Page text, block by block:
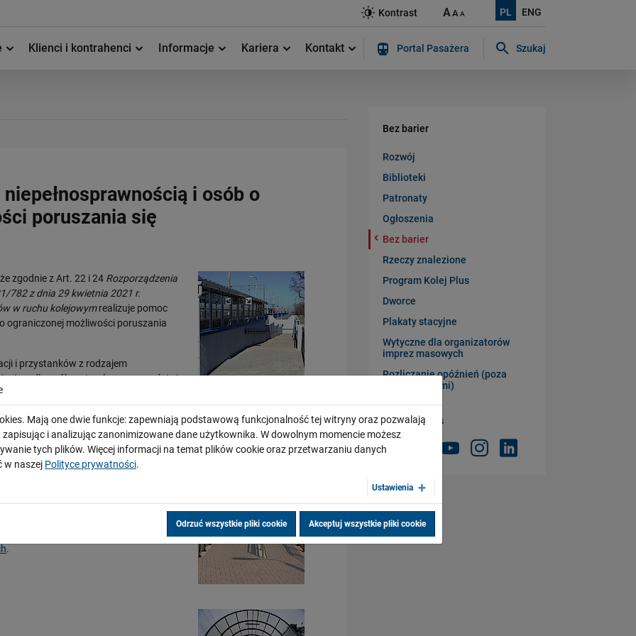
PL ENG
Kontrast AAA
Klienci i kontrahenci Informacje Kariera Kontakt Portal Pasażera Szukaj
i osób o
poruszania się
zgodnie z Art. 22 i 24 Rozporządzenia
782 z dnia 29 kwietnia 2021 r.
w ruchu kolejowymrealizuje pomoc
ograniczonej możliwości poruszania
i przystanków z rodzajem
dla osób z niepełnosprawnością i
oraz wykaz stacji i przystanków na
pasażer powinien
24 godziny przedplanowanym
wskazanego przez przewoźnika
w podróży (np. telefonicznie,
związanych z infrastrukturą
Kolejowe S.A. należy zwracać się
.
Bez barier
Rozwój
Biblioteki
Patronaty
Ogłoszenia
Bez barier
Rzeczy znalezione
Program Kolej Plus
Dworce
Plakaty stacyjne
Wytyczne dla organizatorów
imprez masowych
Rozliczanie opóźnień (poza
przewoźnikami)
Obserwuj nas
Mają one dwie funkcje: zapewniają podstawową funkcjonalność tej witryny oraz pozwalają
zapisując i analizując zanonimizowane dane użytkownika. W dowolnym momencie możesz
tych plików. Więcej informacji na temat plików cookie oraz przetwarzaniu danych
w naszej Polityce prywatności.
Ustawienia
Odrzuć wszystkie pliki cookie Akceptuj wszystkie pliki cookie